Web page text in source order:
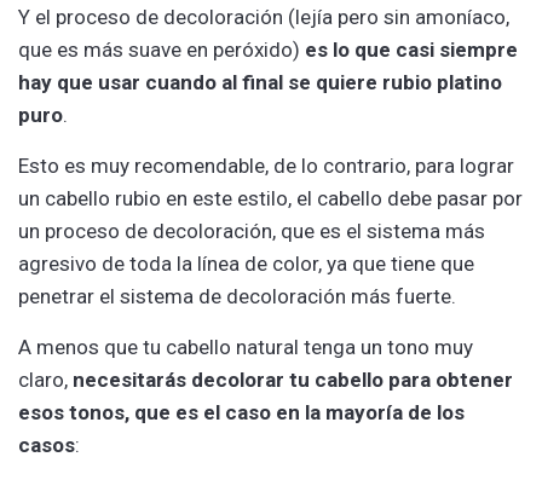
Y el proceso de decoloración (lejía pero sin amoníaco,
que es más suave en peróxido) es lo que casi siempre
hay que usar cuando al final se quiere rubio platino
puro.
Esto es muy recomendable, de lo contrario, para lograr
un cabello rubio en este estilo, el cabello debe pasar por
un proceso de decoloración, que es el sistema más
agresivo de toda la línea de color, ya que tiene que
penetrar el sistema de decoloración más fuerte.
A menos que tu cabello natural tenga un tono muy
claro, necesitarás decolorar tu cabello para obtener
esos tonos, que es el caso en la mayoría de los
casos: